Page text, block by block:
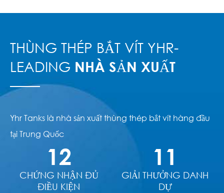
THÙNG THÉP BẮT VÍT YHR-
LEADING NHÀ SẢN XUẤT
Yhr Tanks là nhà sản xuất thùng thép bắt vít hàng đầu
tại Trung Quốc
12
CHỨNG NHẬN ĐỦ
ĐIỀU KIỆN
11
GIẢI THƯỞNG DANH
DỰ